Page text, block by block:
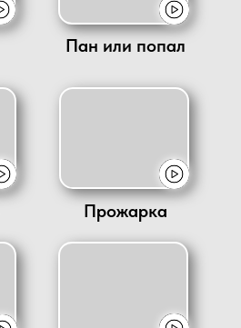
Пан или попал
Прожарка